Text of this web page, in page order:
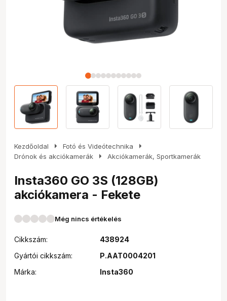
Kezdőoldal arrow_right Fotó és Videótechnika arrow_right
Drónok és akciókamerák arrow_right Akciókamerák, Sportkamerák
Insta360 GO 3S (128GB)
akciókamera - Fekete
Még nincs értékelés
Cikkszám:
438924
Gyártói cikkszám:
P.AAT0004201
Márka:
Insta360